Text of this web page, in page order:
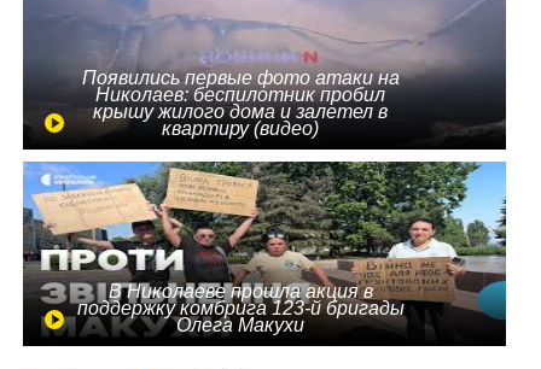
Появились первые фото атаки на
Николаев: беспилотник пробил
крышу жилого дома и залетел в
квартиру (видео)
В Николаеве прошла акция в
поддержку комбрига 123-й бригады
Олега Макухи